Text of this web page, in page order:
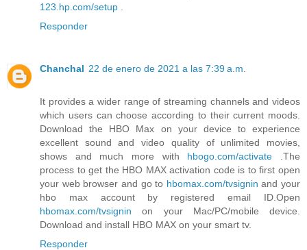
123.hp.com/setup
Responder
Chanchal 22 de enero de 2021 a las 7:39 a.m.
It provides a wider range of streaming channels and videos
which users can choose according to their current moods.
Download the HBO Max on your device to experience
excellent sound and video quality of unlimited movies,
shows and much more with hbogo.com/activate .The
process to get the HBO MAX activation code is to first open
your web browser and go to hbomax.com/tvsignin and your
hbo max account by registered email ID.Open
hbomax.com/tvsignin on your Mac/PC/mobile device.
Download and install HBO MAX on your smart tv.
Responder